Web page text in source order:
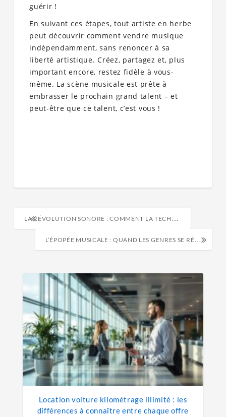
guérir !
En suivant ces étapes, tout artiste en herbe
peut découvrir comment vendre musique
indépendamment, sans renoncer à sa
liberté artistique. Créez, partagez et, plus
important encore, restez fidèle à vous-
même. La scène musicale est prête à
embrasser le prochain grand talent – et
peut-être que ce talent, c’est vous !
LA RÉVOLUTION SONORE : COMMENT LA TECHNOLOGIE TRANSFORME LA PRODUCTION MUSICALE
L’ÉPOPÉE MUSICALE : QUAND LES GENRES SE RÉINVENTENT AU FIL DU TEMPS
Location voiture kilométrage illimité : les
différences à connaître entre chaque offre